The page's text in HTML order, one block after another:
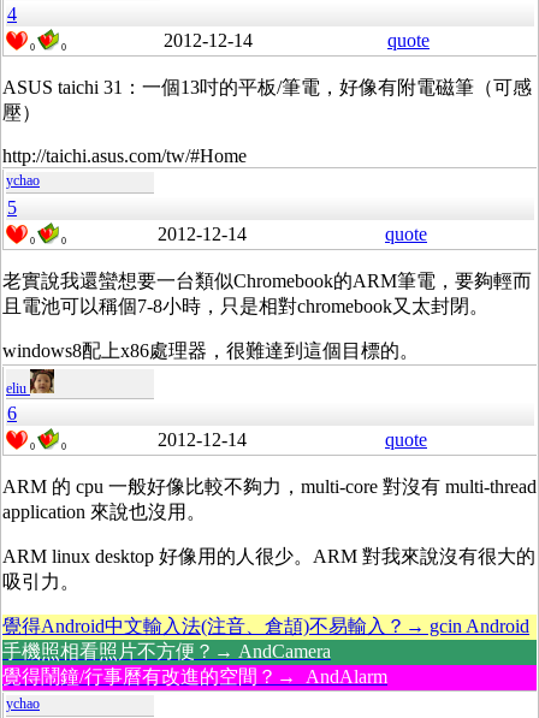
4
0 0 2012-12-14 quote
ASUS taichi 31：一個13吋的平板/筆電，好像有附電磁筆（可感
壓）
http://taichi.asus.com/tw/#Home
ychao
5
0 0 2012-12-14 quote
老實說我還蠻想要一台類似Chromebook的ARM筆電，要夠輕而
且電池可以稱個7-8小時，只是相對chromebook又太封閉。
windows8配上x86處理器，很難達到這個目標的。
eliu
6
0 0 2012-12-14 quote
ARM 的 cpu 一般好像比較不夠力，multi-core 對沒有 multi-thread
application 來說也沒用。
ARM linux desktop 好像用的人很少。ARM 對我來說沒有很大的
吸引力。
覺得Android中文輸入法(注音、倉頡)不易輸入？→ gcin Android
手機照相看照片不方便？→ AndCamera
覺得鬧鐘/行事曆有改進的空間？→ AndAlarm
ychao